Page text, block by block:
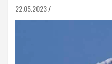
22.05.2023